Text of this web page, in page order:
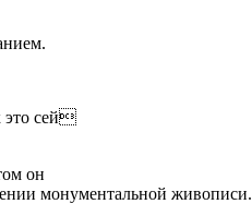
это сей
он
монументальной живописи.